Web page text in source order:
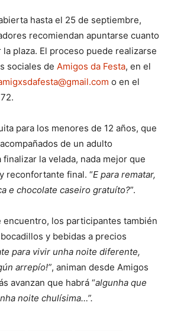
hasta el 25 de septiembre,
recomiendan apuntarse cuanto
plaza. El proceso puede realizarse
sociales de Amigos da Festa, en el
o en el
para los menores de 12 años, que
de un adulto
finalizar la velada, nada mejor que
reconfortante final. “E para rematar,
e chocolate caseiro gratuíto?”.
encuentro, los participantes también
y bebidas a precios
para vivir unha noite diferente,
arrepío!”, animan desde Amigos
avanzan que habrá “algunha que
noite chulísima…”.